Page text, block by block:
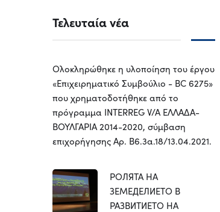
Τελευταία νέα
Ολοκληρώθηκε η υλοποίηση του έργου
«Επιχειρηματικό Συμβούλιο - BC 6275»
που χρηματοδοτήθηκε από το
πρόγραμμα INTERREG V/A ΕΛΛΑΔΑ-
ΒΟΥΛΓΑΡΙΑ 2014-2020, σύμβαση
επιχορήγησης Αρ. Β6.3α.18/13.04.2021.
РОЛЯТА НА
ЗЕМЕДЕЛИЕТО В
РАЗВИТИЕТО НА